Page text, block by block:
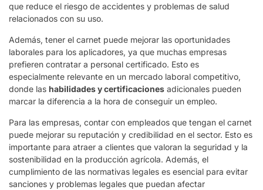
que reduce el riesgo de accidentes y problemas de salud
relacionados con su uso.
Además, tener el carnet puede mejorar las oportunidades
laborales para los aplicadores, ya que muchas empresas
prefieren contratar a personal certificado. Esto es
especialmente relevante en un mercado laboral competitivo,
donde las habilidades y certificaciones adicionales pueden
marcar la diferencia a la hora de conseguir un empleo.
Para las empresas, contar con empleados que tengan el carnet
puede mejorar su reputación y credibilidad en el sector. Esto es
importante para atraer a clientes que valoran la seguridad y la
sostenibilidad en la producción agrícola. Además, el
cumplimiento de las normativas legales es esencial para evitar
sanciones y problemas legales que puedan afectar